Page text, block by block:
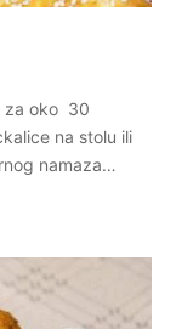
za oko 30
na stolu ili
namaza…